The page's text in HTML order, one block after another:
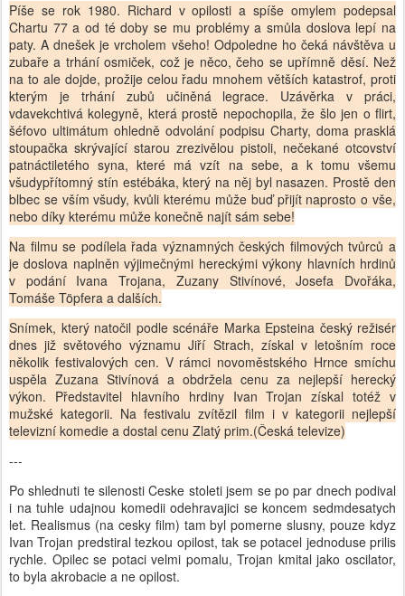
Píše se rok 1980. Richard v opilosti a spíše omylem podepsal
Chartu 77 a od té doby se mu problémy a smůla doslova lepí na
paty. A dnešek je vrcholem všeho! Odpoledne ho čeká návštěva u
zubaře a trhání osmiček, což je něco, čeho se upřímně děsí. Než
na to ale dojde, prožije celou řadu mnohem větších katastrof, proti
kterým je trhání zubů učiněná legrace. Uzávěrka v práci,
vdavekchtivá kolegyně, která prostě nepochopila, že šlo jen o flirt,
šéfovo ultimátum ohledně odvolání podpisu Charty, doma prasklá
stoupačka skrývající starou zrezivělou pistoli, nečekané otcovství
patnáctiletého syna, které má vzít na sebe, a k tomu všemu
všudypřítomný stín estébáka, který na něj byl nasazen. Prostě den
blbec se vším všudy, kvůli kterému může buď přijít naprosto o vše,
nebo díky kterému může konečně najít sám sebe!
Na filmu se podílela řada významných českých filmových tvůrců a
je doslova naplněn výjimečnými hereckými výkony hlavních hrdinů
v podání Ivana Trojana, Zuzany Stivínové, Josefa Dvořáka,
Tomáše Töpfera a dalších.
Snímek, který natočil podle scénáře Marka Epsteina český režisér
dnes již světového významu Jiří Strach, získal v letošním roce
několik festivalových cen. V rámci novoměstského Hrnce smíchu
uspěla Zuzana Stivínová a obdržela cenu za nejlepší herecký
výkon. Představitel hlavního hrdiny Ivan Trojan získal totéž v
mužské kategorii. Na festivalu zvítězil film i v kategorii nejlepší
televizní komedie a dostal cenu Zlatý prim.(Česká televize)
---
Po shlednuti te silenosti Ceske stoleti jsem se po par dnech podival
i na tuhle udajnou komedii odehravajici se koncem sedmdesatych
let. Realismus (na cesky film) tam byl pomerne slusny, pouze kdyz
Ivan Trojan predstiral tezkou opilost, tak se potacel jednoduse prilis
rychle. Opilec se potaci velmi pomalu, Trojan kmital jako oscilator,
to byla akrobacie a ne opilost.